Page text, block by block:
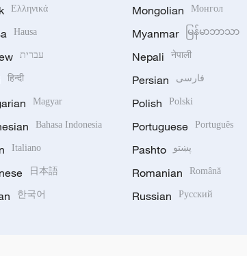
Ελληνικά
Hausa
עברית
हिन्दी
Magyar
Bahasa Indonesia
Italiano
日本語
한국어
Mongolian Монгол
Myanmar မြန်မာဘာသာ
Nepali नेपाली
Persian فارسی
Polish Polski
Portuguese Português
Pashto پښتو
Romanian Română
Russian Русский